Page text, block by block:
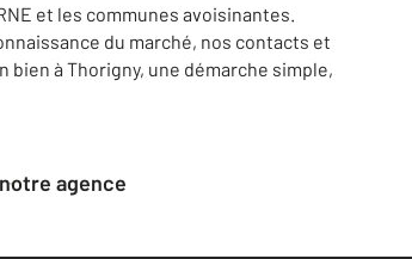
et les communes avoisinantes.
du marché, nos contacts et
à Thorigny, une démarche simple,
notre agence